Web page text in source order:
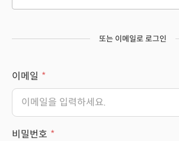
또는 이메일로 로그인
이메일
비밀번호